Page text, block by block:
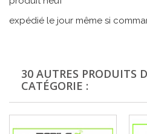
expédié le jour même si
30 AUTRES PRODUITS
CATÉGORIE :